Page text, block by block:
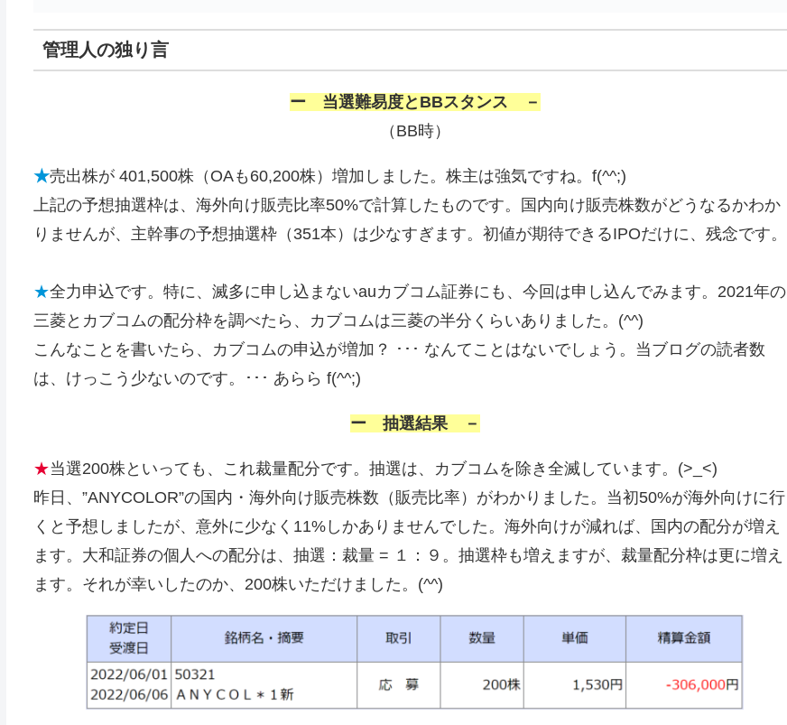
管理人の独り言
ー 当選難易度とBBスタンス －
（BB時）
★売出株が 401,500株（OAも60,200株）増加しました。株主は強気ですね。f(^^;)
上記の予想抽選枠は、海外向け販売比率50%で計算したものです。国内向け販売株数がどうなるかわか
りませんが、主幹事の予想抽選枠（351本）は少なすぎます。初値が期待できるIPOだけに、残念です。
★全力申込です。特に、滅多に申し込まないauカブコム証券にも、今回は申し込んでみます。2021年の
三菱とカブコムの配分枠を調べたら、カブコムは三菱の半分くらいありました。(^^)
こんなことを書いたら、カブコムの申込が増加？ ･･･ なんてことはないでしょう。当ブログの読者数
は、けっこう少ないのです。･･･ あらら f(^^;)
ー 抽選結果 －
★当選200株といっても、これ裁量配分です。抽選は、カブコムを除き全滅しています。(>_<)
昨日、”ANYCOLOR”の国内・海外向け販売株数（販売比率）がわかりました。当初50%が海外向けに行
くと予想しましたが、意外に少なく11%しかありませんでした。海外向けが減れば、国内の配分が増え
ます。大和証券の個人への配分は、抽選：裁量 = １：９。抽選枠も増えますが、裁量配分枠は更に増え
ます。それが幸いしたのか、200株いただけました。(^^)